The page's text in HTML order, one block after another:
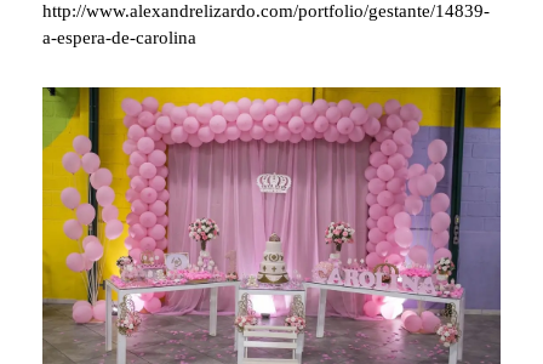
http://www.alexandrelizardo.com/portfolio/gestante/14839-
a-espera-de-carolina